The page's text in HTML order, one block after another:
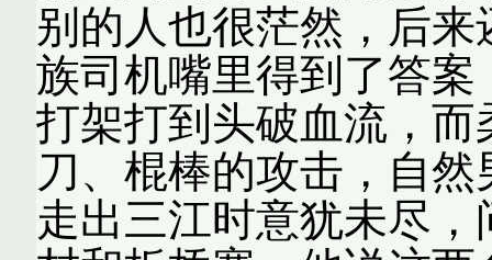
别的人也很茫然，后
族司机嘴里得到了答
打架打到头破血流，
刀、棍棒的攻击，自
走出三江时意犹未尽